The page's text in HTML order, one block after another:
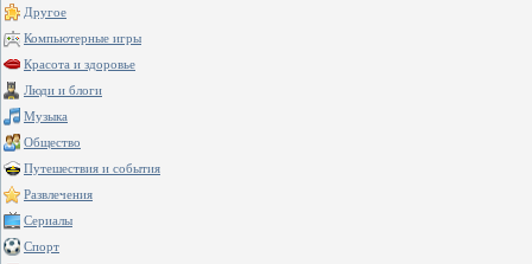
Другое
Компьютерные игры
Красота и здоровье
Люди и блоги
Музыка
Общество
Путешествия и события
Развлечения
Сериалы
Спорт